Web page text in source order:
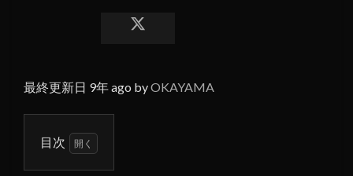
最終更新日 9年 ago byOKAYAMA
目次